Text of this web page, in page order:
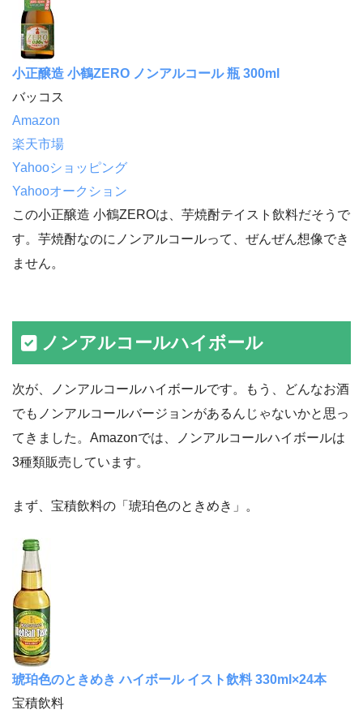
小正醸造 小鶴ZERO ノンアルコール 瓶 300ml
バッコス
Amazon
楽天市場
Yahooショッピング
Yahooオークション
この小正醸造 小鶴ZEROは、芋焼酎テイスト飲料だそうで
す。芋焼酎なのにノンアルコールって、ぜんぜん想像でき
ません。
ノンアルコールハイボール
次が、ノンアルコールハイボールです。もう、どんなお酒
でもノンアルコールバージョンがあるんじゃないかと思っ
てきました。Amazonでは、ノンアルコールハイボールは
3種類販売しています。
まず、宝積飲料の「琥珀色のときめき」。
琥珀色のときめき ハイボール イスト飲料 330ml×24本
宝積飲料